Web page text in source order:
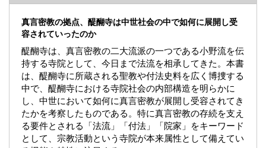
真言密教の拠点、醍醐寺は中世社会の中で如何に展開し受
容されていったのか
醍醐寺は、真言密教の二大流派の一つである小野流を伝
持する寺院として、今日まで法流を相承してきた。本書
は、醍醐寺に所蔵される聖教や付法史料を広く博捜する
中で、醍醐寺における寺院社会の内部構造を明らかに
し、中世において如何に真言密教が展開し受容されてき
たかを考察したものである。特に真言密教の存続を支え
る要件とされる「法流」「付法」「院家」をキーワード
として、宗教活動という寺院が本来属性として備えてい